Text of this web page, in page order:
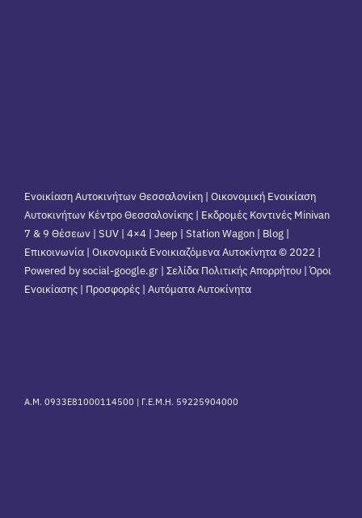
Ενοικίαση Αυτοκινήτων Θεσσαλονίκη | Οικονομική Ενοικίαση
Αυτοκινήτων Κέντρο Θεσσαλονίκης | Εκδρομές Κοντινές Minivan
7 & 9 Θέσεων | SUV | 4×4 | Jeep | Station Wagon | Blog |
Επικοινωνία | Οικονομικά Ενοικιαζόμενα Αυτοκίνητα © 2022 |
Powered by social-google.gr | Σελίδα Πολιτικής Απορρήτου | Όροι
Ενοικίασης | Προσφορές | Αυτόματα Αυτοκίνητα
Α.Μ. 0933Ε81000114500 | Γ.Ε.Μ.Η. 59225904000